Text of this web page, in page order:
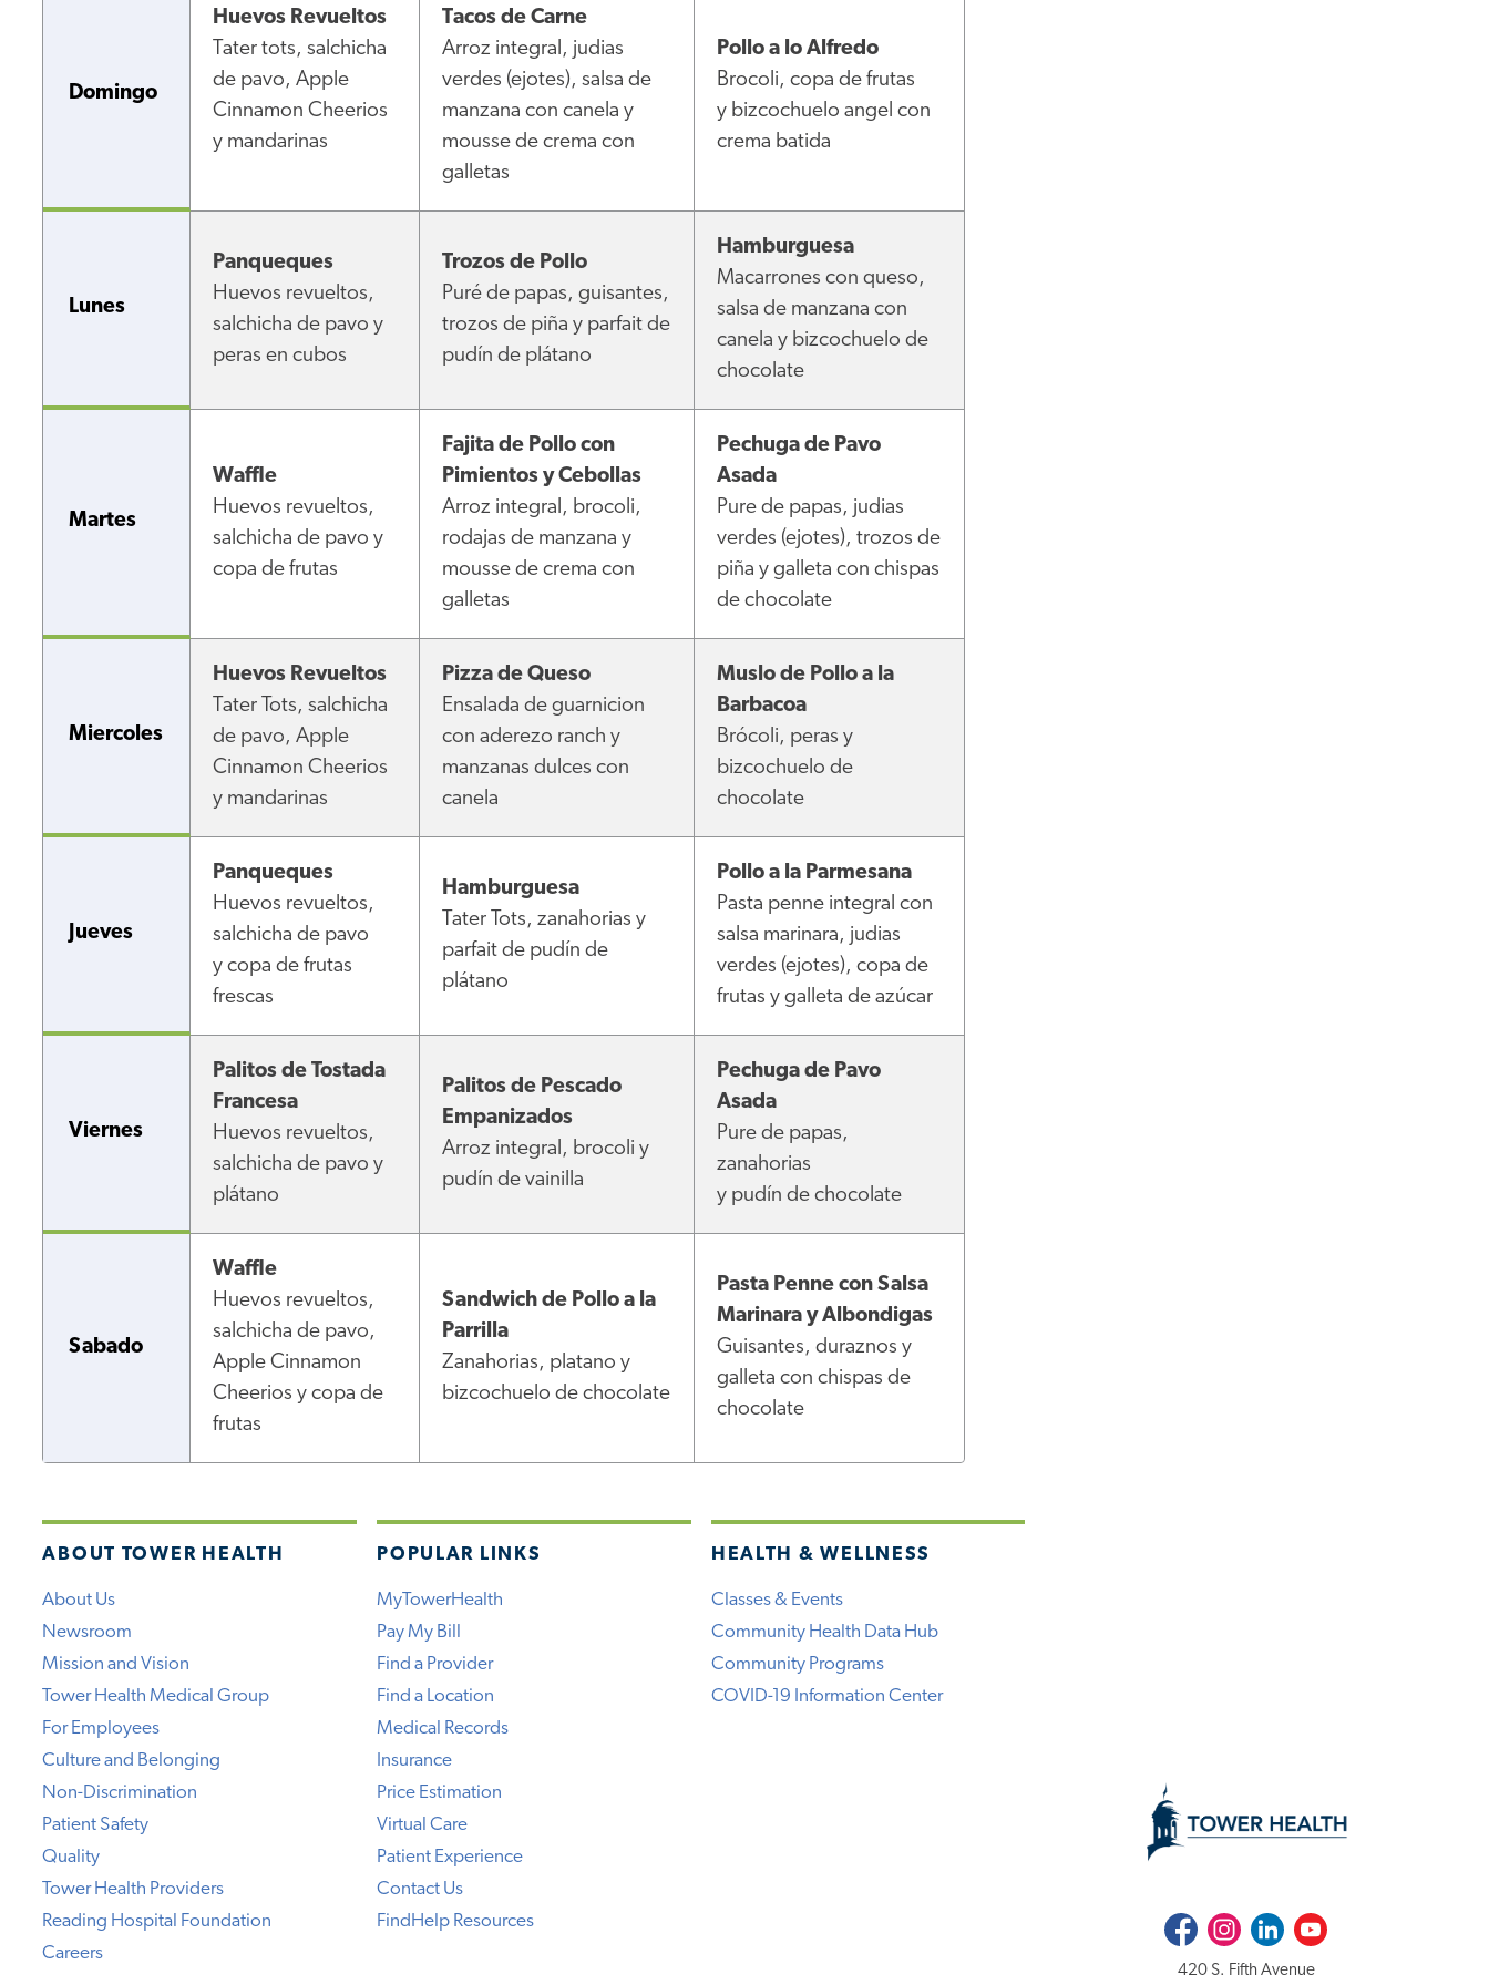
Domingo
Huevos Revueltos
Tater tots, salchicha
de pavo, Apple
Cinnamon Cheerios
y mandarinas
Tacos de Carne
Arroz integral, judias
verdes (ejotes), salsa de
manzana con canela y
mousse de crema con
galletas
Pollo a lo Alfredo
Brocoli, copa de frutas
y bizcochuelo angel con
crema batida
Lunes
Panqueques
Huevos revueltos,
salchicha de pavo y
peras en cubos
Trozos de Pollo
Puré de papas, guisantes,
trozos de piña y parfait de
pudín de plátano
Hamburguesa
Macarrones con queso,
salsa de manzana con
canela y bizcochuelo de
chocolate
Martes
Waffle
Huevos revueltos,
salchicha de pavo y
copa de frutas
Fajita de Pollo con
Pimientos y Cebollas
Arroz integral, brocoli,
rodajas de manzana y
mousse de crema con
galletas
Pechuga de Pavo
Asada
Pure de papas, judias
verdes (ejotes), trozos de
piña y galleta con chispas
de chocolate
Miercoles
Huevos Revueltos
Tater Tots, salchicha
de pavo, Apple
Cinnamon Cheerios
y mandarinas
Pizza de Queso
Ensalada de guarnicion
con aderezo ranch y
manzanas dulces con
canela
Muslo de Pollo a la
Barbacoa
Brócoli, peras y
bizcochuelo de
chocolate
Jueves
Panqueques
Huevos revueltos,
salchicha de pavo
y copa de frutas
frescas
Hamburguesa
Tater Tots, zanahorias y
parfait de pudín de
plátano
Pollo a la Parmesana
Pasta penne integral con
salsa marinara, judias
verdes (ejotes), copa de
frutas y galleta de azúcar
Viernes
Palitos de Tostada
Francesa
Huevos revueltos,
salchicha de pavo y
plátano
Palitos de Pescado
Empanizados
Arroz integral, brocoli y
pudín de vainilla
Pechuga de Pavo
Asada
Pure de papas,
zanahorias
y pudín de chocolate
Sabado
Waffle
Huevos revueltos,
salchicha de pavo,
Apple Cinnamon
Cheerios y copa de
frutas
Sandwich de Pollo a la
Parrilla
Zanahorias, platano y
bizcochuelo de chocolate
Pasta Penne con Salsa
Marinara y Albondigas
Guisantes, duraznos y
galleta con chispas de
chocolate
ABOUT TOWER HEALTH
About Us
Newsroom
Mission and Vision
Tower Health Medical Group
For Employees
Culture and Belonging
Non-Discrimination
Patient Safety
Quality
Tower Health Providers
Reading Hospital Foundation
Careers
POPULAR LINKS
MyTowerHealth
Pay My Bill
Find a Provider
Find a Location
Medical Records
Insurance
Price Estimation
Virtual Care
Patient Experience
Contact Us
FindHelp Resources
HEALTH & WELLNESS
Classes & Events
Community Health Data Hub
Community Programs
COVID-19 Information Center
FacebookInstagramLinkedInYoutube
420 S. Fifth Avenue